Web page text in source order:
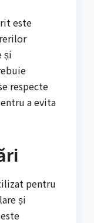
este
și
respecte
a evita
pentru
și